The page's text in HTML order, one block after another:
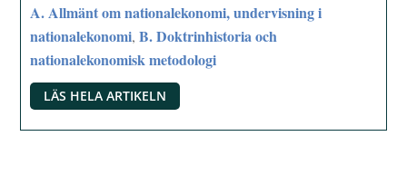
A. Allmänt om nationalekonomi, undervisning i
nationalekonomi,B. Doktrinhistoria och
nationalekonomisk metodologi
LÄS HELA ARTIKELN